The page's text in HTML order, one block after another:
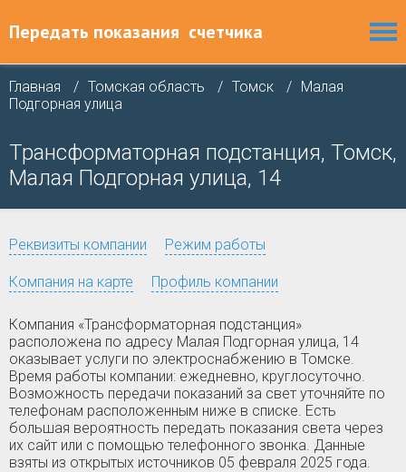
Передать показания счетчика
Главная Томская область Томск
Малая
Подгорная улица
Трансформаторная подстанция, Томск,
Малая Подгорная улица, 14
Реквизиты компании Режим работы
Компания на карте Профиль компании
Компания «Трансформаторная подстанция»
расположена по адресу Малая Подгорная улица, 14
оказывает услуги по электроснабжению в Томске.
Время работы компании: ежедневно, круглосуточно.
Возможность передачи показаний за свет уточняйте по
телефонам расположенным ниже в списке. Есть
большая вероятность передать показания света через
их сайт или с помощью телефонного звонка. Данные
взяты из открытых источников 05 февраля 2025 года.